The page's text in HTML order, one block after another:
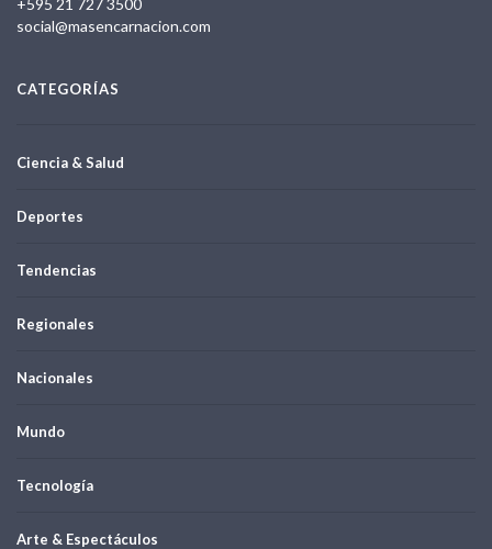
social@masencarnacion.com
CATEGORÍAS
Ciencia & Salud
Deportes
Tendencias
Regionales
Nacionales
Mundo
Tecnología
Arte & Espectáculos